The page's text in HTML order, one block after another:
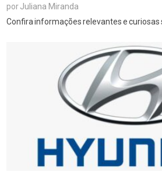
porJuliana Miranda
Confira informações relevantes e curiosas